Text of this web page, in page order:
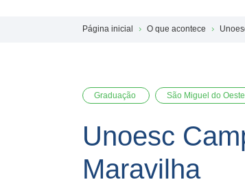
Página inicial O que acontece
Graduação São Miguel do Oeste
Unoesc
Maravilha